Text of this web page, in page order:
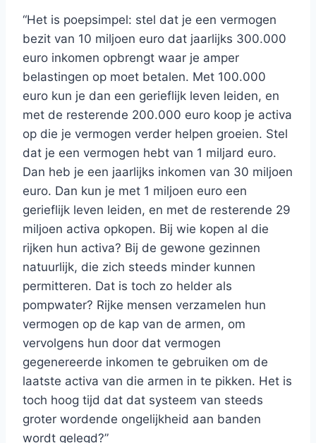
“Het is poepsimpel: stel dat je een vermogen
bezit van 10 miljoen euro dat jaarlijks 300.000
euro inkomen opbrengt waar je amper
belastingen op moet betalen. Met 100.000
euro kun je dan een gerieflijk leven leiden, en
met de resterende 200.000 euro koop je activa
op die je vermogen verder helpen groeien. Stel
dat je een vermogen hebt van 1 miljard euro.
Dan heb je een jaarlijks inkomen van 30 miljoen
euro. Dan kun je met 1 miljoen euro een
gerieflijk leven leiden, en met de resterende 29
miljoen activa opkopen. Bij wie kopen al die
rijken hun activa? Bij de gewone gezinnen
natuurlijk, die zich steeds minder kunnen
permitteren. Dat is toch zo helder als
pompwater? Rijke mensen verzamelen hun
vermogen op de kap van de armen, om
vervolgens hun door dat vermogen
gegenereerde inkomen te gebruiken om de
laatste activa van die armen in te pikken. Het is
toch hoog tijd dat dat systeem van steeds
groter wordende ongelijkheid aan banden
wordt gelegd?”